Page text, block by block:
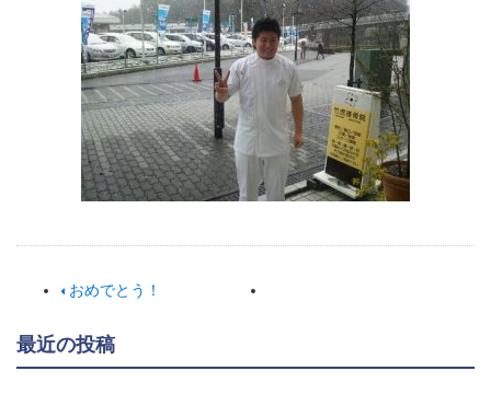
おめでとう！
最近の投稿